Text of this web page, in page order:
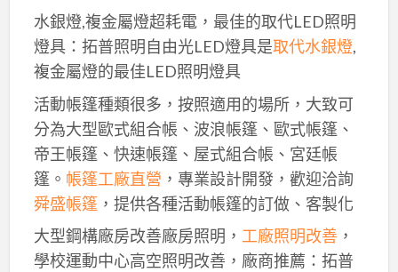
水銀燈,複金屬燈超耗電，最佳的取代LED照明
燈具：拓普照明自由光LED燈具是取代水銀燈,
複金屬燈的最佳LED照明燈具
活動帳篷種類很多，按照適用的場所，大致可
分為大型歐式組合帳、波浪帳篷、歐式帳篷、
帝王帳篷、快速帳篷、屋式組合帳、宮廷帳
篷。 帳篷工廠直營 ，專業設計開發，歡迎洽詢
舜盛帳篷，提供各種活動帳篷的訂做、客製化
大型鋼構廠房改善廠房照明， 工廠照明改善，
學校運動中心高空照明改善，廠商推薦：拓普